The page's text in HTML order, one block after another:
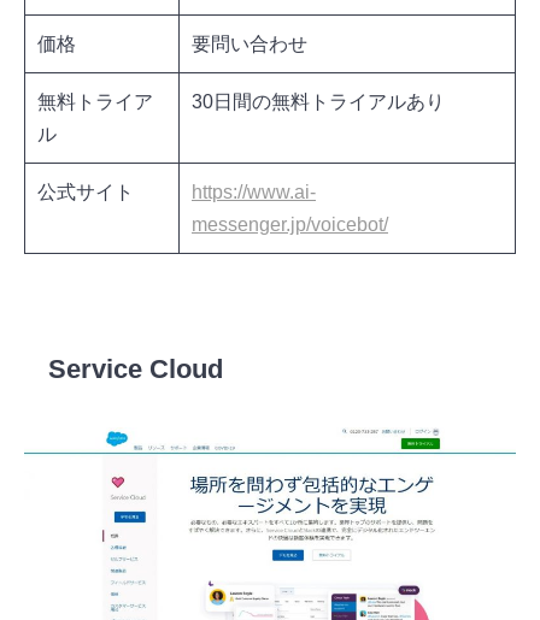
価格 要問い合わせ
無料トライア
ル
30日間の無料トライアルあり
公式サイト
https://www.ai-
messenger.jp/voicebot/
Service Cloud